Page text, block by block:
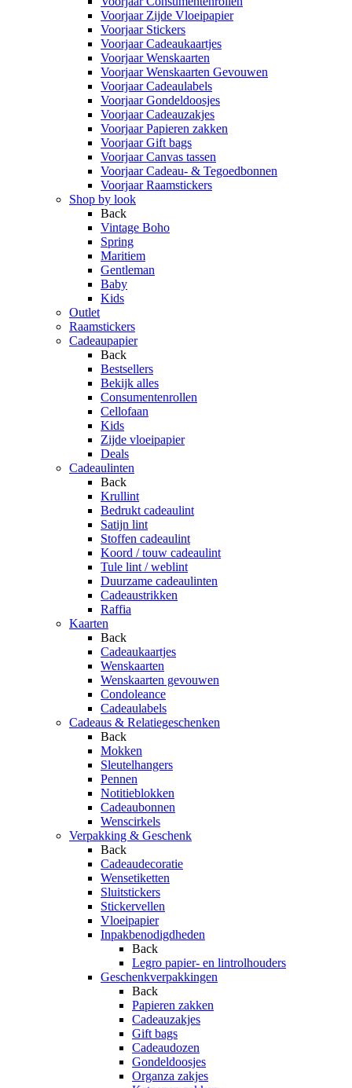
Voorjaar Zijde Vloeipapier
Voorjaar Stickers
Voorjaar Cadeaukaartjes
Voorjaar Wenskaarten
Voorjaar Wenskaarten Gevouwen
Voorjaar Cadeaulabels
Voorjaar Gondeldoosjes
Voorjaar Cadeauzakjes
Voorjaar Papieren zakken
Voorjaar Gift bags
Voorjaar Canvas tassen
Voorjaar Cadeau- & Tegoedbonnen
Voorjaar Raamstickers
Shop by look
Back
Vintage Boho
Spring
Maritiem
Gentleman
Baby
Kids
Outlet
Raamstickers
Cadeaupapier
Back
Bestsellers
Bekijk alles
Consumentenrollen
Cellofaan
Kids
Zijde vloeipapier
Deals
Cadeaulinten
Back
Krullint
Bedrukt cadeaulint
Satijn lint
Stoffen cadeaulint
Koord / touw cadeaulint
Tule lint / weblint
Duurzame cadeaulinten
Cadeaustrikken
Raffia
Kaarten
Back
Cadeaukaartjes
Wenskaarten
Wenskaarten gevouwen
Condoleance
Cadeaulabels
Cadeaus & Relatiegeschenken
Back
Mokken
Sleutelhangers
Pennen
Notitieblokken
Cadeaubonnen
Wenscirkels
Verpakking & Geschenk
Back
Cadeaudecoratie
Wensetiketten
Sluitstickers
Stickervellen
Vloeipapier
Inpakbenodigdheden
Back
Legro papier- en lintrolhouders
Geschenkverpakkingen
Back
Papieren zakken
Cadeauzakjes
Gift bags
Cadeaudozen
Gondeldoosjes
Organza zakjes